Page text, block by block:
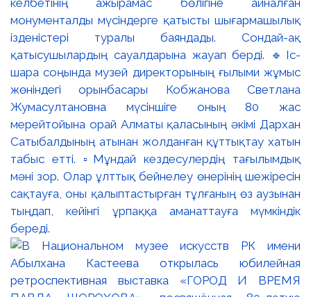
келбетінің ажырамас бөлігіне айналған
монументалды мүсіндерге қатысты шығармашылық
ізденістері туралы баяндады. Сондай-ақ
қатысушылардың сауалдарына жауап берді. 🔹Іс-
шара соңында музей директорының ғылыми жұмыс
жөніндегі орынбасары Кобжанова Светлана
Жумасултановна мүсіншіге оның 80 жас
мерейтойына орай Алматы қаласының әкімі Дархан
Сатыбалдының атынан жолданған құттықтау хатын
табыс етті. ▫️Мұндай кездесулердің тағылымдық
мәні зор. Олар ұлттық бейнелеу өнерінің шежіресін
сақтауға, оны қалыптастырған тұлғаның өз аузынан
тыңдап, кейінгі ұрпаққа аманаттауға мүмкіндік
береді.